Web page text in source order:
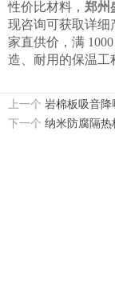
性价比材料， 郑州
现咨询可获取详细
家直供价，满
造、耐用的保温工
上一个 岩棉板吸音
下一个 纳米防腐隔